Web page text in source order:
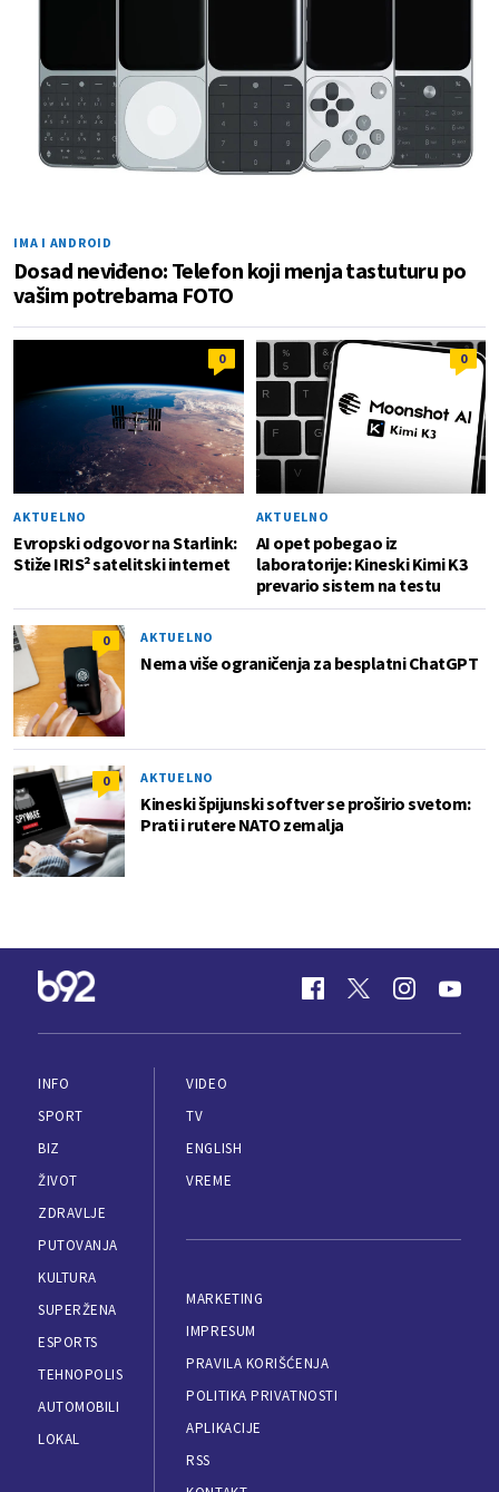
IMA I ANDROID
Dosad neviđeno: Telefon koji menja tastuturu po
vašim potrebama FOTO
0
AKTUELNO
Evropski odgovor na Starlink:
Stiže IRIS² satelitski internet
0
AKTUELNO
AI opet pobegao iz
laboratorije: Kineski Kimi K3
prevario sistem na testu
0 AKTUELNO
Nema više ograničenja za besplatni ChatGPT
0 AKTUELNO
Kineski špijunski softver se proširio svetom:
Prati i rutere NATO zemalja
INFO
SPORT
BIZ
ŽIVOT
ZDRAVLJE
PUTOVANJA
KULTURA
SUPERŽENA
ESPORTS
TEHNOPOLIS
AUTOMOBILI
LOKAL
VIDEO
TV
ENGLISH
VREME
MARKETING
IMPRESUM
PRAVILA KORIŠĆENJA
POLITIKA PRIVATNOSTI
APLIKACIJE
RSS